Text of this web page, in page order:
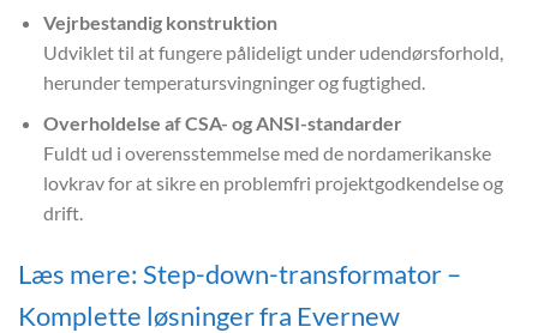
Vejrbestandig konstruktion
Udviklet til at fungere pålideligt under udendørsforhold,
herunder temperatursvingninger og fugtighed.
Overholdelse af CSA- og ANSI-standarder
Fuldt ud i overensstemmelse med de nordamerikanske
lovkrav for at sikre en problemfri projektgodkendelse og
drift.
Læs mere: Step-down-transformator –
Komplette løsninger fra Evernew